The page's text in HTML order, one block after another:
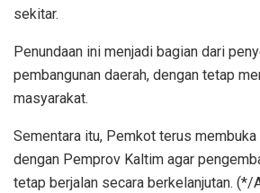
sekitar.
Penundaan ini menjadi bagian dari
pembangunan daerah, dengan tetap
masyarakat.
Sementara itu, Pemkot terus
dengan Pemprov Kaltim agar
tetap berjalan secara berkelanjutan. (*/